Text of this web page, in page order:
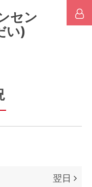
セン
い)
翌日